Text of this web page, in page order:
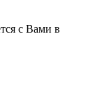
с Вами в